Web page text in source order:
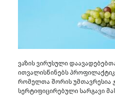
ვაზის ვირუსული
ითვალისწინებს
რომელთა შორის უმთავრესია
სერტიფიცირებული სარგავი